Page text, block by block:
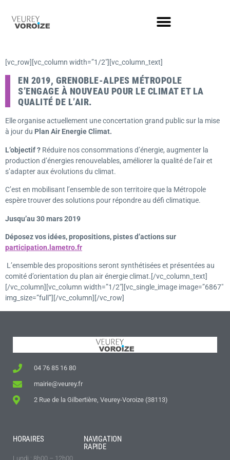
[vc_row][vc_column width=”1/2″][vc_column_text]
EN 2019, GRENOBLE-ALPES MÉTROPOLE
S’ENGAGE À NOUVEAU POUR LE CLIMAT ET LA
QUALITÉ DE L’AIR.
Elle organise actuellement une concertation grand public sur la mise
à jour du Plan Air Energie Climat.
L’objectif ? Réduire nos consommations d’énergie, augmenter la
production d’énergies renouvelables, améliorer la qualité de l’air et
s’adapter aux évolutions du climat.
C’est en mobilisant l’ensemble de son territoire que la Métropole
espère trouver des solutions pour répondre au défi climatique.
Jusqu’au 30 mars 2019
Déposez vos idées, propositions, pistes d’actions sur
participation.lametro.fr
L’ensemble des propositions seront synthétisées et présentées au
comité d’orientation du plan air énergie climat.[/vc_column_text]
[/vc_column][vc_column width=”1/2″][vc_single_image image=”6867″
img_size=”full”][/vc_column][/vc_row]
04 76 85 16 80
mairie@veurey.fr
2 Rue de la Gilbertière, Veurey-Voroize (38113)
HORAIRES
Lundi : 8h00 – 12h00
NAVIGATION
RAPIDE